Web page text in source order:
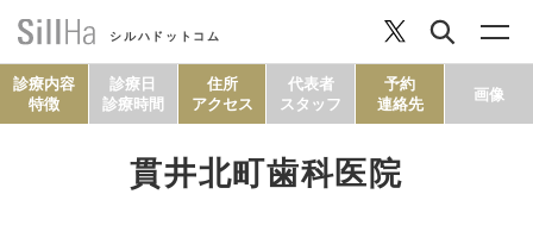
シルハドットコム
診療内容
特徴
診療日
診療時間
住所
アクセス
代表者
スタッフ
予約
連絡先
画像
貫井北町歯科医院